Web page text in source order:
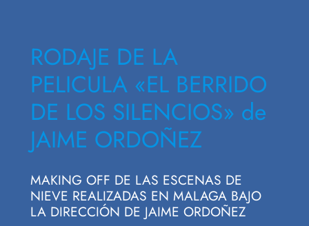
RODAJE DE LA
PELICULA «EL BERRIDO
DE LOS SILENCIOS» de
JAIME ORDOÑEZ
MAKING OFF DE LAS ESCENAS DE
NIEVE REALIZADAS EN MALAGA BAJO
LA DIRECCIÓN DE JAIME ORDOÑEZ